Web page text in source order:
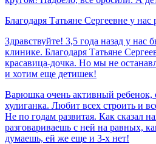
Благодаря Татьяне Сергеевне у нас
Здравствуйте! 3,5 года назад у
клинике. Благодаря Татьяне
красавица-дочка. Но мы не
и хотим еще детишек!
Варюшка очень активный ребенок,
хулиганка. Любит всех строить и
Не по годам развитая. Как сказал
разговариваешь с ней на равных,
думаешь, ей же еще и 3-х нет!